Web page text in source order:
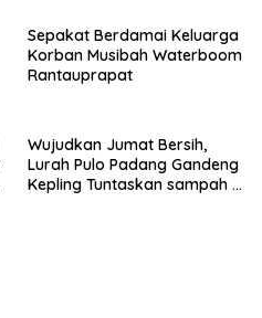
Sepakat Berdamai Keluarga
Korban Musibah Waterboom
Rantauprapat
Wujudkan Jumat Bersih,
Lurah Pulo Padang Gandeng
Kepling Tuntaskan sampah di